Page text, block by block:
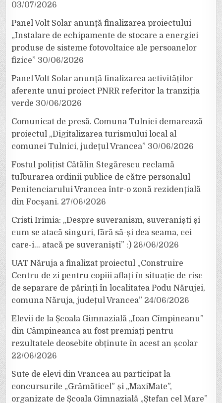
03/07/2026
Panel Volt Solar anunță finalizarea proiectului
„Instalare de echipamente de stocare a energiei
produse de sisteme fotovoltaice ale persoanelor
fizice” 30/06/2026
Panel Volt Solar anunță finalizarea activităților
aferente unui proiect PNRR referitor la tranziția
verde 30/06/2026
Comunicat de presă. Comuna Tulnici demarează
proiectul „Digitalizarea turismului local al
comunei Tulnici, județul Vrancea” 30/06/2026
Fostul polițist Cătălin Stegărescu reclamă
tulburarea ordinii publice de către personalul
Penitenciarului Vrancea într-o zonă rezidențială
din Focșani. 27/06/2026
Cristi Irimia: „Despre suveranism, suveraniști și
cum se atacă singuri, fără să-și dea seama, cei
care-i… atacă pe suveraniști” :) 26/06/2026
UAT Năruja a finalizat proiectul „Construire
Centru de zi pentru copiii aflați în situație de risc
de separare de părinți în localitatea Podu Nărujei,
comuna Năruja, județul Vrancea” 24/06/2026
Elevii de la Școala Gimnazială „Ioan Cîmpineanu”
din Câmpineanca au fost premiați pentru
rezultatele deosebite obținute în acest an școlar
22/06/2026
Sute de elevi din Vrancea au participat la
concursurile „Grămăticel” și „MaxiMate”,
organizate de Școala Gimnazială „Ștefan cel Mare”